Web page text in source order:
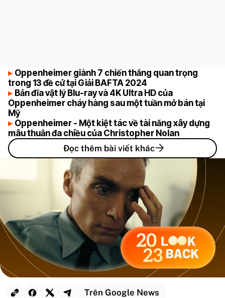
Trên Google News
Oppenheimer giành 7 chiến thắng quan trọng
trong 13 đề cử tại Giải BAFTA 2024
Bản đĩa vật lý Blu-ray và 4K Ultra HD của
Oppenheimer cháy hàng sau một tuần mở bán tại
Mỹ
Oppenheimer - Một kiệt tác về tài năng xây dựng
mâu thuẫn đa chiều của Christopher Nolan
Đọc thêm bài viết khác